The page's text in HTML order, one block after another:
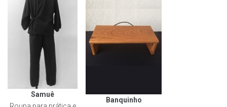
Samuê
Banquinho